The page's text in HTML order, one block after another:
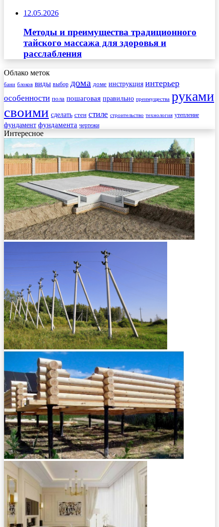
12.05.2026
Методы и преимущества традиционного
тайского массажа для здоровья и
расслабления
Облако меток
бани блоков виды выбор дома доме инструкция интерьер
особенности пола пошаговая правильно преимущества руками
своими сделать стен стиле строительство технология утепление
фундамент фундамента чертежи
Интересное